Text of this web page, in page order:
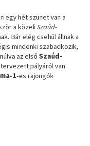
egy hét szünet van a
a közeliSzaúd-
Bár elég csehül állnak a
mindenki szabadkozik,
az elsőSzaúd-
pályáról van
1-es rajongók